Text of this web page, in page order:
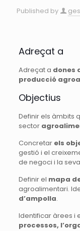
Published by
Adreçat a
Adreçat a dones
producció
Objectius
Definir els àmbits
sector
Concretarels
gestió i el
de negoci i la
Definir el mapa
agroalimentari.
d’ampolla.
Identificar àrees i
processos,